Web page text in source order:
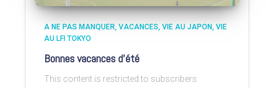
A NE PAS MANQUER VACANCES VIE AU JAPON VIE
AU LFI TOKYO
Bonnes vacances d’été
This content is restricted to subscribers